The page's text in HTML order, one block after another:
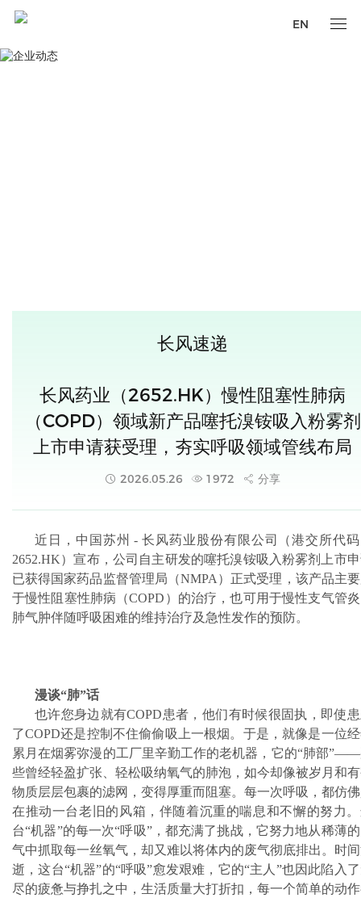
EN
长风速递
长风药业（2652.HK）慢性阻塞性肺病
（COPD）领域新产品噻托溴铵吸入粉雾剂
上市申请获受理，夯实呼吸领域管线布局
2026.05.26 1972 分享
近日，中国苏州 - 长风药业股份有限公司（港交所代
2652.HK）宣布，公司自主研发的噻托溴铵吸入粉雾剂上市
已获得国家药品监督管理局（NMPA）正式受理，该产品主
于慢性阻塞性肺病（COPD）的治疗，也可用于慢性支气管
肺气肿伴随呼吸困难的维持治疗及急性发作的预防。
漫谈“肺”话
也许您身边就有COPD患者，他们有时候很固执，即使
了COPD还是控制不住偷偷吸上一根烟。于是，就像是一位
累月在烟雾弥漫的工厂里辛勤工作的老机器，它的“肺部
些曾经轻盈扩张、轻松吸纳氧气的肺泡，如今却像被岁月和
物质层层包裹的滤网，变得厚重而阻塞。每一次呼吸，都仿
在推动一台老旧的风箱，伴随着沉重的喘息和不懈的努力
台“机器”的每一次“呼吸”，都充满了挑战，它努力地从稀薄
气中抓取每一丝氧气，却又难以将体内的废气彻底排出。时
逝，这台“机器”的“呼吸”愈发艰难，它的“主人”也因此陷入
尽的疲惫与挣扎之中，生活质量大打折扣，每一个简单的动